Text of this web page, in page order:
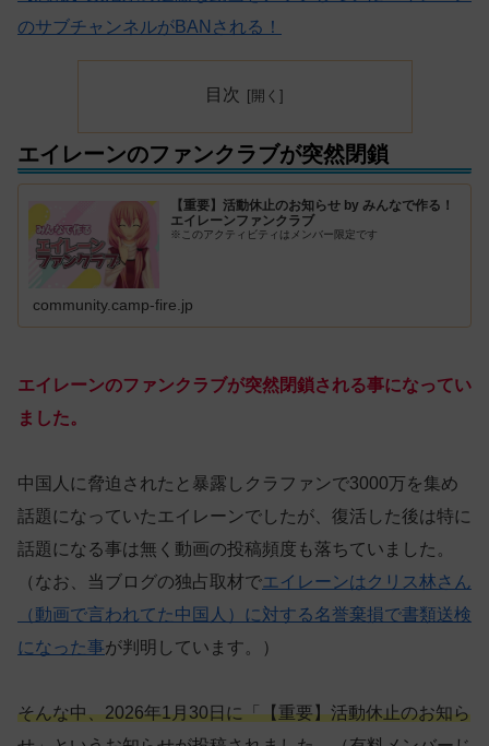
のサブチャンネルがBANされる！
目次
エイレーンのファンクラブが突然閉鎖
【重要】活動休止のお知らせ by みんなで作る！
エイレーンファンクラブ
※このアクティビティはメンバー限定です
community.camp-fire.jp
エイレーンのファンクラブが突然閉鎖される事になってい
ました。
中国人に脅迫されたと暴露しクラファンで3000万を集め
話題になっていたエイレーンでしたが、復活した後は特に
話題になる事は無く動画の投稿頻度も落ちていました。
（なお、当ブログの独占取材でエイレーンはクリス林さん
（動画で言われてた中国人）に対する名誉棄損で書類送検
になった事が判明しています。）
そんな中、2026年1月30日に「【重要】活動休止のお知ら